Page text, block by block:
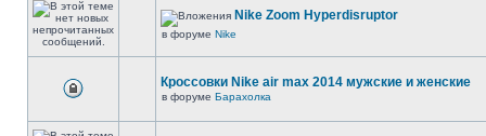
Nike Zoom Hyperdisruptor
в форуме Nike
Кроссовки Nike air max 2014 мужские и женские
в форуме Барахолка